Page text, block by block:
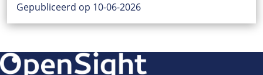
Gepubliceerd op 10-06-2026